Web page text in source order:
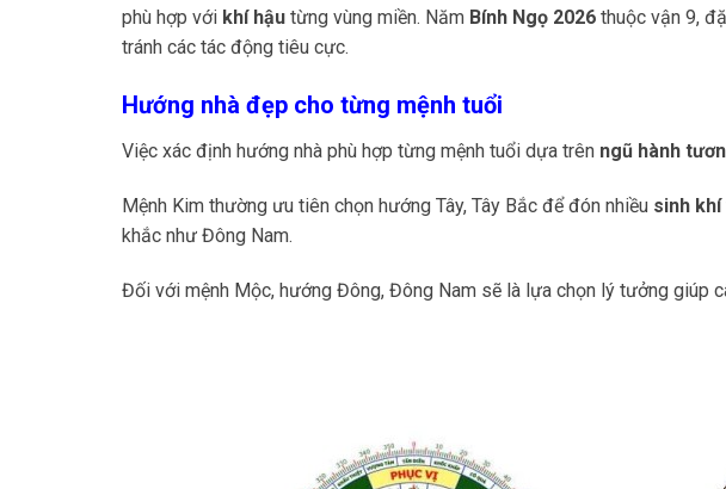
phù hợp với khí hậu từng vùng miền. Năm Bính Ngọ 2026 thuộc vận 9,
tránh các tác động tiêu cực.
Hướng nhà đẹp cho từng mệnh tuổi
Việc xác định hướng nhà phù hợp từng mệnh tuổi dựa trên ngũ hành
Mệnh Kim thường ưu tiên chọn hướng Tây, Tây Bắc để đón nhiều sinh khí
khắc như Đông Nam.
Đối với mệnh Mộc, hướng Đông, Đông Nam sẽ là lựa chọn lý tưởng giúp